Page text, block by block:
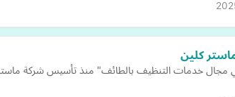
كلين
من 10 سنوات في مجال خدمات التنظيف بالطائف" منذ تأسيس